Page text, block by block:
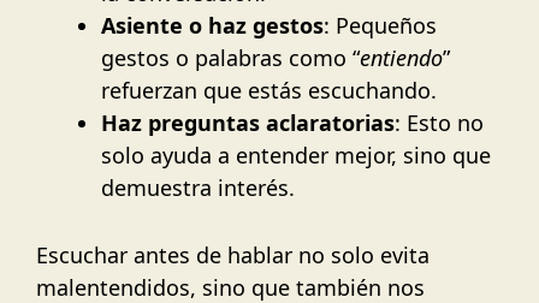
Asiente o haz gestos: Pequeños
gestos o palabras como “entiendo”
refuerzan que estás escuchando.
Haz preguntas aclaratorias: Esto no
solo ayuda a entender mejor, sino que
demuestra interés.
Escuchar antes de hablar no solo evita
malentendidos, sino que también nos